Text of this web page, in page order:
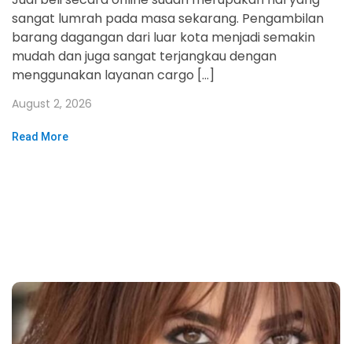
sangat lumrah pada masa sekarang. Pengambilan
barang dagangan dari luar kota menjadi semakin
mudah dan juga sangat terjangkau dengan
menggunakan layanan cargo […]
August 2, 2026
Read More